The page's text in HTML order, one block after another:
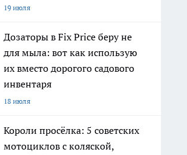
19 июля
Дозаторы в Fix Price беру не
для мыла: вот как использую
их вместо дорогого садового
инвентаря
18 июля
Короли просёлка: 5 советских
мотоциклов с коляской,